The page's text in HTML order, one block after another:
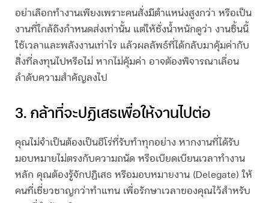
อย่าเลือกทำงานเพียงเพราะคนสั่งมีตำแหน่งสูงกว่า หรือเป็น
งานที่ใกล้ถึงกำหนดส่งเท่านั้น แต่ให้ชั่งน้ำหนักดูว่า งานชิ้นนี้
ใช้เวลาและพลังงานเท่าไร แล้วผลลัพธ์ที่ได้กลับมาคุ้มค่ากับ
สิ่งที่ลงทุนไปหรือไม่ หากไม่คุ้มค่า อาจต้องพิจารณาเลื่อน
ลำดับความสำคัญลงไป
3. กล้าที่จะปฏิเสธเพื่อให้งานไปต่อ
คุณไม่จำเป็นต้องเป็นฮีโร่ที่รับทำทุกอย่าง หากงานที่ได้รับ
มอบหมายไม่ตรงกับความถนัด หรือเบียดเบียนเวลาทำงาน
หลัก คุณต้องรู้จักปฏิเสธ หรือมอบหมายงาน (Delegate) ให้
คนที่เชี่ยวชาญกว่าทำแทน เพื่อรักษาเวลาของคุณไว้สำหรับ